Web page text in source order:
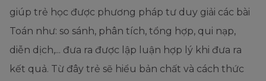
giúp trẻ học được phương pháp tư duy giải các bài
Toán như: so sánh, phân tích, tổng hợp, qui nạp,
diễn dịch,... đưa ra được lập luận hợp lý khi đưa ra
kết quả. Từ đây trẻ sẽ hiểu bản chất và cách thức